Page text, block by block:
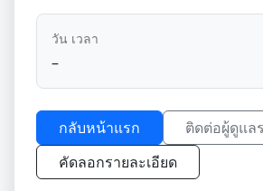
วัน เวลา
–
กลับหน้าแรก
ติดต่อผู้ดูแล
คัดลอกรายละเอียด